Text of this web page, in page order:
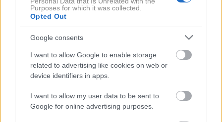
Purposes for which it was collected.
Opted Out
Google consents
I want to allow Google to enable storage
related to advertising like cookies on web or
device identifiers in apps.
I want to allow my user data to be sent to
Google for online advertising purposes.
08/08/2026